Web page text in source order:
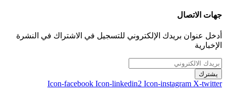
جهات الاتصال
أدخل عنوان بريدك الإلكتروني للتسجيل في الاشتراك في النشرة
الإخبارية
يشترك
Icon-facebook Icon-linkedin2 Icon-instagram X-twitter